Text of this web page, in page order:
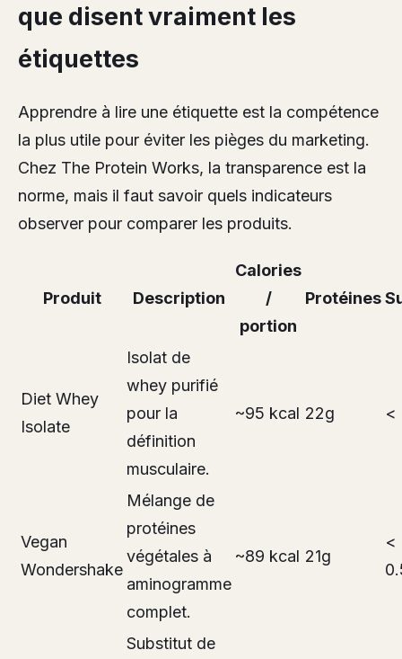
que disent vraiment les
étiquettes
Apprendre à lire une étiquette est la compétence
la plus utile pour éviter les pièges du marketing.
Chez The Protein Works, la transparence est la
norme, mais il faut savoir quels indicateurs
observer pour comparer les produits.
Produit Description
Calories
/
portion
Protéines
Diet Whey
Isolate
Isolat de
whey purifié
pour la
définition
musculaire.
~95 kcal 22g <
Vegan
Wondershake
Mélange de
protéines
végétales à
aminogramme
complet.
~89 kcal 21g
<
Substitut de